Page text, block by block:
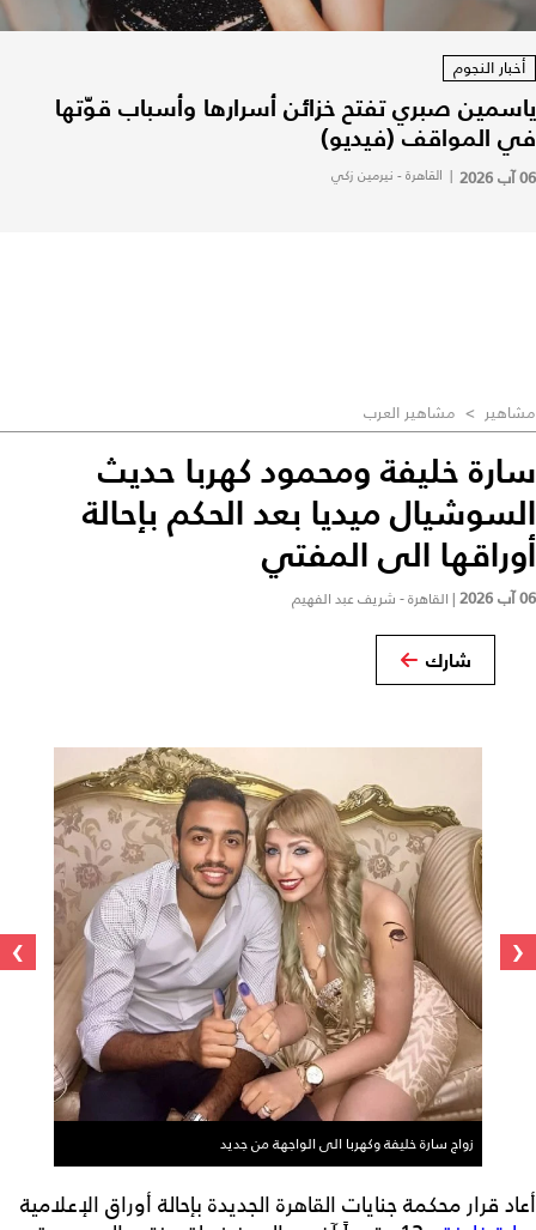
أخبار النجوم
ياسمين صبري تفتح خزائن أسرارها وأسباب قوّتها
في المواقف (فيديو)
06 آب 2026 | القاهرة - نيرمين زكي
مشاهير > مشاهير العرب
سارة خليفة ومحمود كهربا حديث
السوشيال ميديا بعد الحكم بإحالة
أوراقها الى المفتي
06 آب 2026 | القاهرة - شريف عبد الفهيم
شارك
زواج سارة خليفة وكهربا الى الواجهة من جديد
‹
›
أعاد قرار محكمة جنايات القاهرة الجديدة بإحالة أوراق الإعلامية